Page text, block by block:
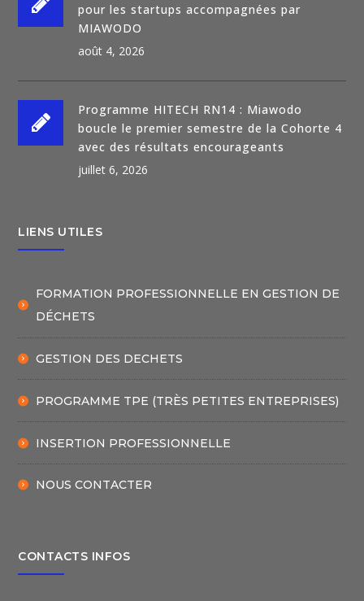
pour les startups accompagnées par
MIAWODO
août 4, 2026
Programme HITECH RN14 : Miawodo
boucle le premier semestre de la Cohorte 4
avec des résultats encourageants
juillet 6, 2026
LIENS UTILES
FORMATION PROFESSIONNELLE EN GESTION DE
DÉCHETS
GESTION DES DECHETS
PROGRAMME TPE (TRÈS PETITES ENTREPRISES)
INSERTION PROFESSIONNELLE
NOUS CONTACTER
CONTACTS INFOS